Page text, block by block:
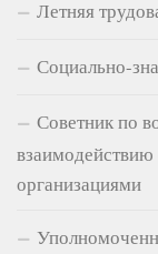
Летняя
Социально-
Советник по
организациями